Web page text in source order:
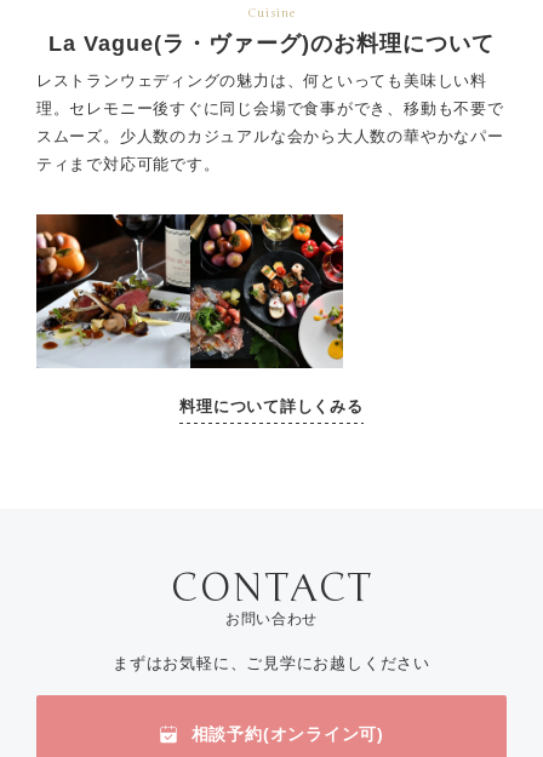
Cuisine
La Vague(ラ・ヴァーグ)のお料理について
レストランウェディングの魅力は、何といっても美味しい料
理。セレモニー後すぐに同じ会場で食事ができ、移動も不要で
スムーズ。少人数のカジュアルな会から大人数の華やかなパー
ティまで対応可能です。
料理について詳しくみる
お問い合わせ
まずはお気軽に、ご見学にお越しください
相談予約(オンライン可)